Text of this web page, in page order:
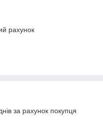
рахунок
за рахунок покупця